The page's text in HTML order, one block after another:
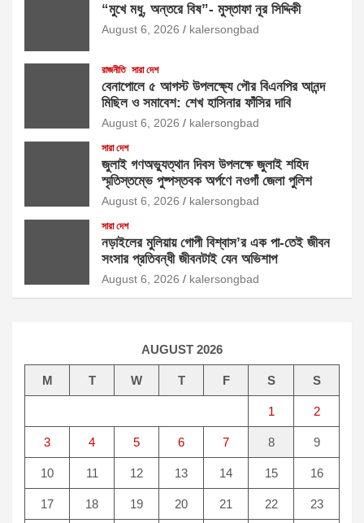
“মুখে মধু, অন্তরে বিষ”- মুস্তাফা নূর সিদ্দিকী
August 6, 2026 kalersongbad
রাজনীতি সারা দেশ
বেনাপোলে ৫ আগস্ট উপলক্ষ্যে পৌর বিএনপির আনন্দ
মিছিল ও সমাবেশ: শেখ হাসিনার ফাঁসির দাবি
August 6, 2026 kalersongbad
সারা দেশ
জুলাই গণঅভ্যুত্থান দিবস উপলক্ষে জুলাই শহিদ
স্মৃতিস্তম্ভে পুষ্পস্তবক অর্পণে নওগাঁ জেলা পুলিশ
August 6, 2026 kalersongbad
সারা দেশ
নড়াইলের মুলিয়ায় গোপী বিশ্বাস’র এক পা-তেই জীবন
সংসার প্রতিবন্ধী জীবনটাই যেন অভিশাপ
August 6, 2026 kalersongbad
AUGUST 2026
M T W T F S S
1 2
3 4 5 6 7 8 9
10 11 12 13 14 15 16
17 18 19 20 21 22 23